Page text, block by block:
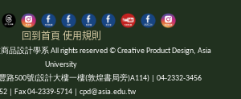
回到首頁 使用規則
設計學系 All rights reserved © Creative Product Design, Asia
University
路500號(設計大樓一樓(敦煌書局旁)A114) | 04-2332-3456
| Fax 04-2339-5714 | cpd@asia.edu.tw